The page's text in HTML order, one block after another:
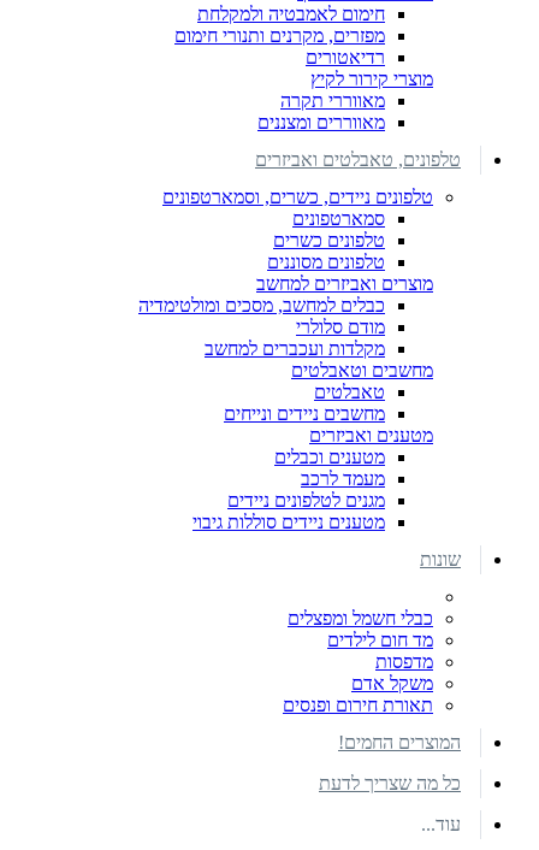
חימום לאמבטיה ולמקלחת
מפזרים, מקרנים ותנורי חימום
רדיאטורים
מוצרי קירור לקיץ
מאווררי תקרה
מאווררים ומצננים
טלפונים, טאבלטים ואביזרים
טלפונים ניידים, כשרים, וסמארטפונים
סמארטפונים
טלפונים כשרים
טלפונים מסוננים
מוצרים ואביזרים למחשב
כבלים למחשב, מסכים ומולטימדיה
מודם סלולרי
מקלדות ועכברים למחשב
מחשבים וטאבלטים
טאבלטים
מחשבים ניידים ונייחים
מטענים ואביזרים
מטענים וכבלים
מעמד לרכב
מגנים לטלפונים ניידים
מטענים ניידים סוללות גיבוי
שונות
כבלי חשמל ומפצלים
מד חום לילדים
מדפסות
משקל אדם
תאורת חירום ופנסים
המוצרים החמים!
כל מה שצריך לדעת
עוד...